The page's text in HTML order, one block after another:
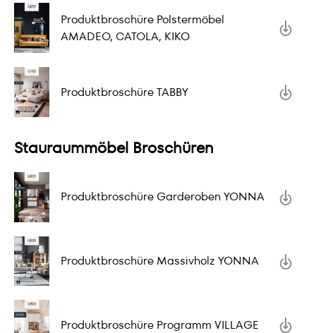
Produktbroschüre Polstermöbel
AMADEO, CATOLA, KIKO
Produktbroschüre TABBY
Stauraummöbel Broschüren
Produktbroschüre Garderoben YONNA
Produktbroschüre Massivholz YONNA
Produktbroschüre Programm VILLAGE